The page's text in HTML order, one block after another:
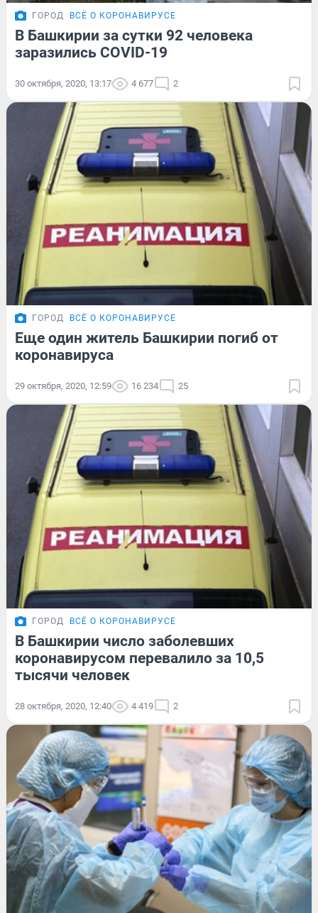
ГОРОД ВСЁ О КОРОНАВИРУСЕ
В Башкирии за сутки 92 человека
заразились COVID-19
30 октября, 2020, 13:17 4 677 2
ГОРОД ВСЁ О КОРОНАВИРУСЕ
Еще один житель Башкирии погиб от
коронавируса
29 октября, 2020, 12:59 16 234 25
ГОРОД ВСЁ О КОРОНАВИРУСЕ
В Башкирии число заболевших
коронавирусом перевалило за 10,5
тысячи человек
28 октября, 2020, 12:40 4 419 2